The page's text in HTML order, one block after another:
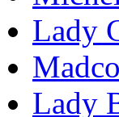
Lady
Lady